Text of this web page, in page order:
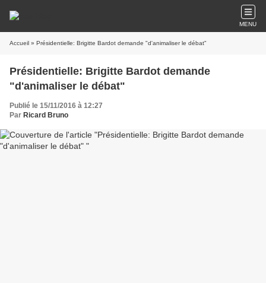
MENU
Accueil » Présidentielle: Brigitte Bardot demande "d'animaliser le débat"
Présidentielle: Brigitte Bardot demande
"d'animaliser le débat"
Publié le 15/11/2016 à 12:27
Par Ricard Bruno